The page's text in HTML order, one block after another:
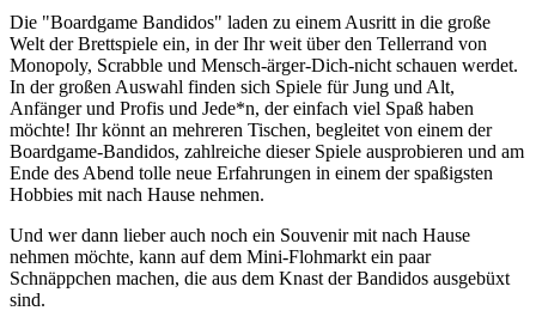
Die "Boardgame Bandidos" laden zu einem Ausritt in die große
Welt der Brettspiele ein, in der Ihr weit über den Tellerrand von
Monopoly, Scrabble und Mensch-ärger-Dich-nicht schauen werdet.
In der großen Auswahl finden sich Spiele für Jung und Alt,
Anfänger und Profis und Jede*n, der einfach viel Spaß haben
möchte! Ihr könnt an mehreren Tischen, begleitet von einem der
Boardgame-Bandidos, zahlreiche dieser Spiele ausprobieren und am
Ende des Abend tolle neue Erfahrungen in einem der spaßigsten
Hobbies mit nach Hause nehmen.
Und wer dann lieber auch noch ein Souvenir mit nach Hause
nehmen möchte, kann auf dem Mini-Flohmarkt ein paar
Schnäppchen machen, die aus dem Knast der Bandidos ausgebüxt
sind.